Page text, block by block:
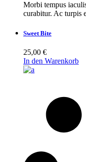
Morbi tempus
curabitur. Ac turpis
Sweet Bite
25,00 €
In den Warenkorb